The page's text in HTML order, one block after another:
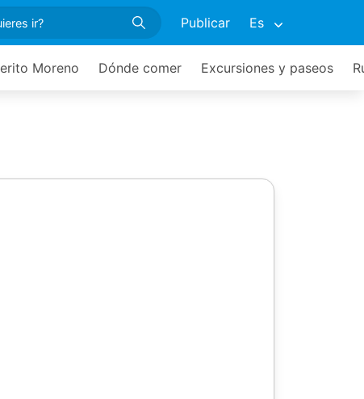
Publicar Es
Moreno Dónde comer Excursiones y paseos